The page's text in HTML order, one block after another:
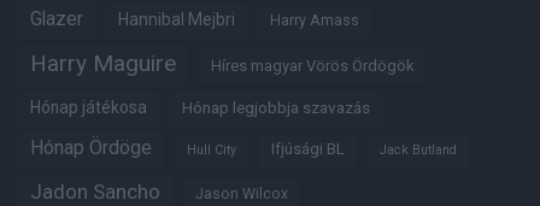
Glazer Hannibal Mejbri Harry Amass
Harry Maguire Híres magyar Vörös Ördögök
Hónap játékosa Hónap legjobbja szavazás
Hónap Ördöge Hull City Ifjúsági BL Jack Butland
Jadon Sancho Jason Wilcox